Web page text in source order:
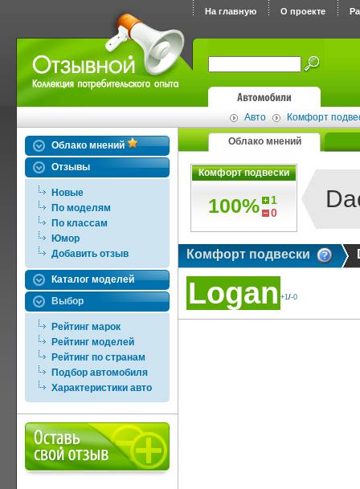
На главную О проекте
Авто Комфорт
Облако мнений
Отзывы
Новые
По моделям
По классам
Юмор
Добавить отзыв
Каталог моделей
Выбор
Рейтинг марок
Рейтинг моделей
Рейтинг по странам
Подбор автомобиля
Характеристики авто
Облако мнений
Комфорт подвески
100%
1
0
Комфорт подвески
Logan +1/-0